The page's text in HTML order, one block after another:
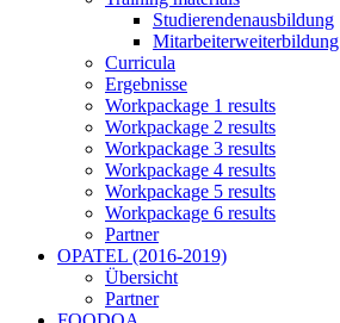
Studierendenausbildung
Mitarbeiterweiterbildung
Curricula
Ergebnisse
Workpackage 1 results
Workpackage 2 results
Workpackage 3 results
Workpackage 4 results
Workpackage 5 results
Workpackage 6 results
Partner
OPATEL (2016-2019)
Übersicht
Partner